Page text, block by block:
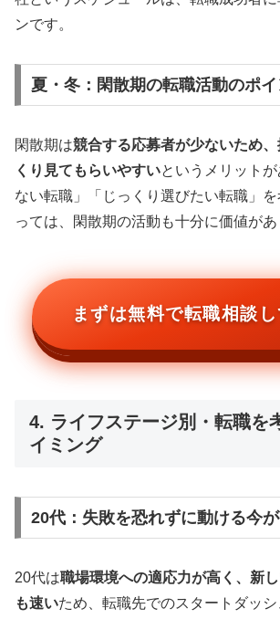
ンです。
夏・冬：閑散期の転職活動のポイ
閑散期は競合する応募者が少ないため
くり見てもらいやすいというメリット
ない転職」「じっくり選びたい転職」
っては、閑散期の活動も十分に価値があ
まずは無料で転職相談
4. ライフステージ別・転職を
イミング
20代：失敗を恐れずに動ける今
20代は職場環境への適応力が高く、新
も速いため、転職先でのスタートダッ